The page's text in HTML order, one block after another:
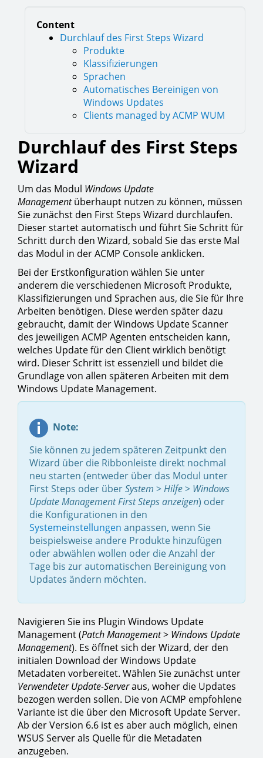
Content
Durchlauf des First Steps Wizard
Produkte
Klassifizierungen
Sprachen
Automatisches Bereinigen von
Windows Updates
Clients managed by ACMP WUM
Durchlauf des First Steps
Wizard
Um das Modul Windows Update
Managementüberhaupt nutzen zu können, müssen
Sie zunächst den First Steps Wizard durchlaufen.
Dieser startet automatisch und führt Sie Schritt für
Schritt durch den Wizard, sobald Sie das erste Mal
das Modul in der ACMP Console anklicken.
Bei der Erstkonfiguration wählen Sie unter
anderem die verschiedenen Microsoft Produkte,
Klassifizierungen und Sprachen aus, die Sie für Ihre
Arbeiten benötigen. Diese werden später dazu
gebraucht, damit der Windows Update Scanner
des jeweiligen ACMP Agenten entscheiden kann,
welches Update für den Client wirklich benötigt
wird. Dieser Schritt ist essenziell und bildet die
Grundlage von allen späteren Arbeiten mit dem
Windows Update Management.
Note:
Sie können zu jedem späteren Zeitpunkt den
Wizard über die Ribbonleiste direkt nochmal
neu starten (entweder über das Modul unter
First Steps oder überSystem >Hilfe> Windows
Update Management First Steps anzeigen) oder
die Konfigurationen in den
Systemeinstellungen anpassen, wenn Sie
beispielsweise andere Produkte hinzufügen
oder abwählen wollen oder die Anzahl der
Tage bis zur automatischen Bereinigung von
Updates ändern möchten.
Navigieren Sie ins Plugin Windows Update
Management (Patch Management> Windows Update
Management). Es öffnet sich der Wizard, der den
initialen Download der Windows Update
Metadaten vorbereitet. Wählen Sie zunächst unter
Verwendeter Update-Serveraus, woher die Updates
bezogen werden sollen. Die von ACMP empfohlene
Variante ist die über den Microsoft Update Server.
Ab der Version 6.6 ist es aber auch möglich, einen
WSUS Server als Quelle für die Metadaten
anzugeben.